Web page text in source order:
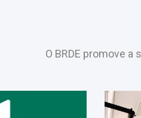
O BRDE promove